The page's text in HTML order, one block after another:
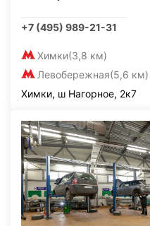
+7 (495) 989-21-31
Химки(3,8 км)
Левобережная(5,6 км)
Химки, ш Нагорное, 2к7